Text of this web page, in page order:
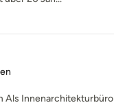
5 Sternen
Als Innenarchitekturbüro